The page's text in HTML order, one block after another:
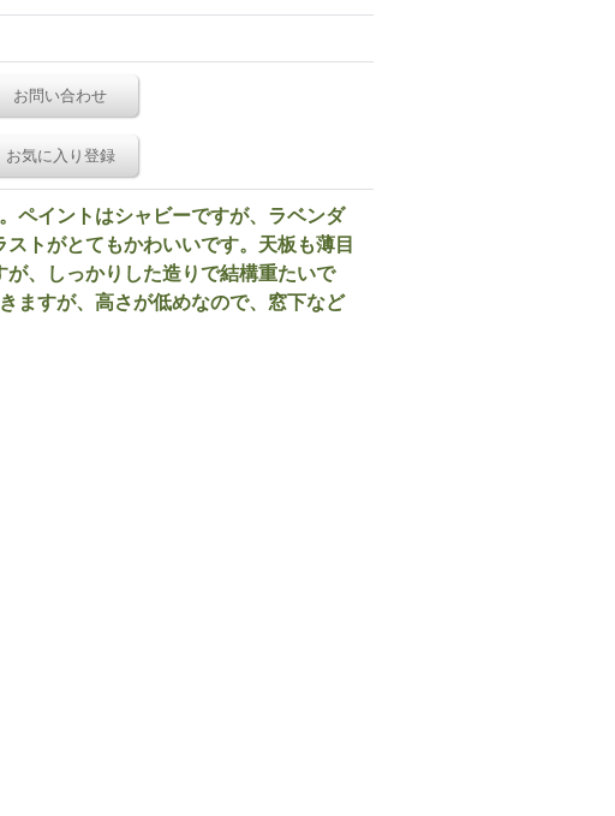
お問い合わせ
お気に入り登録
ペイントはシャビーですが、ラベンダ
トがとてもかわいいです。天板も薄目
、しっかりした造りで結構重たいで
ますが、高さが低めなので、窓下など